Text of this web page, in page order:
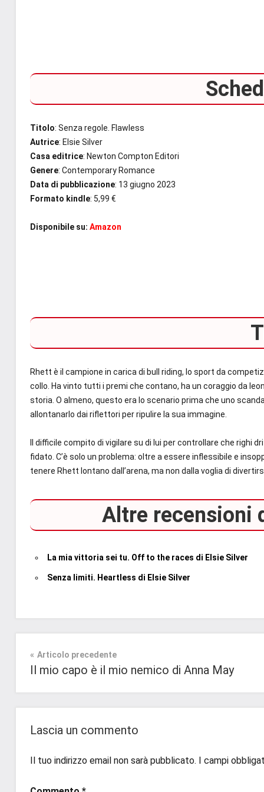
Titolo: Senza regole. Flawless
Autrice: Elsie Silver
Casa editrice: Newton Compton Editori
Genere: Contemporary Romance
Data di pubblicazione: 13 giugno 2023
Formato kindle: 5,99 €
Disponibile su: Amazon
Rhett è il campione in carica di bull riding, lo sport da
collo. Ha vinto tutti i premi che contano, ha un coraggio da
storia. O almeno, questo era lo scenario prima che uno
allontanarlo dai riflettori per ripulire la sua immagine.
Il difficile compito di vigilare su di lui per controllare che righi
fidato. C’è solo un problema: oltre a essere inflessibile e
tenere Rhett lontano dall’arena, ma non dalla voglia di
Altre recensioni
La mia vittoria sei tu. Off to the races di Elsie Silver
Senza limiti. Heartless di Elsie Silver
#blogger,
#bloggerlife,
#ebook,
#inspiration,
Contemporary
Prossime
Uscite
Navigazione
articoli
Articolo precedente
Il mio capo è il mio nemico di Anna May
Lascia un commento
Il tuo indirizzo email non sarà pubblicato. I campi